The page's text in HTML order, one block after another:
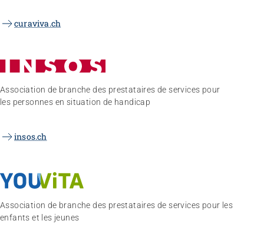
curaviva.ch
Association de branche des prestataires de services pour
les personnes en situation de handicap
insos.ch
Association de branche des prestataires de services pour les
enfants et les jeunes